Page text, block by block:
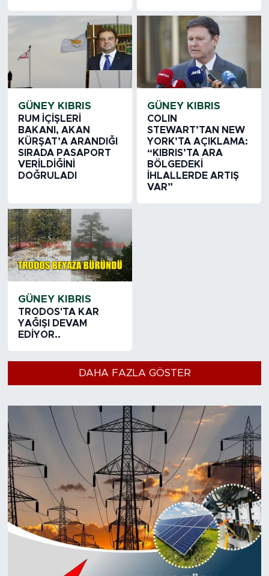
GÜNEY KIBRIS
RUM İÇİŞLERİ
BAKANI, AKAN
KÜRŞAT’A ARANDIĞI
SIRADA PASAPORT
VERİLDİĞİNİ
DOĞRULADI
GÜNEY KIBRIS
COLIN
STEWART’TAN NEW
YORK’TA AÇIKLAMA:
“KIBRIS’TA ARA
BÖLGEDEKİ
İHLALLERDE ARTIŞ
VAR”
GÜNEY KIBRIS
TRODOS'TA KAR
YAĞIŞI DEVAM
EDİYOR..
DAHA FAZLA GÖSTER